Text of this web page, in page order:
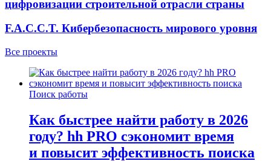
цифровизации строительной отрасли страны
F.A.C.C.T. Кибербезопасность мирового уровня
Все проекты
Поиск работы
Как быстрее найти работу в 2026
году? hh PRO сэкономит время
и повысит эффективность поиска